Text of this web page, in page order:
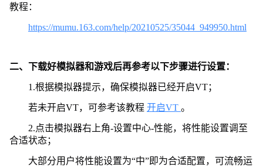
教程：
https://mumu.163.com/help/20210525/35044_949950.html
二、下载好模拟器和游戏后再参考以下步骤进行设置：
1.根据模拟器提示，确保模拟器已经开启VT；
若未开启VT，可参考该教程 开启VT 。
2.点击模拟器右上角-设置中心-性能，将性能设置调至
合适状态；
大部分用户将性能设置为“中”即为合适配置，可流畅运